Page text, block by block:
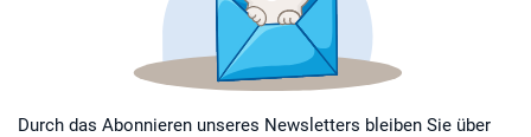
Durch das Abonnieren unseres Newsletters bleiben Sie über